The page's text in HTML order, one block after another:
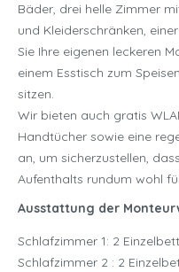
Bäder, drei helle Zimmer
und Kleiderschränken,
Sie Ihre eigenen leckeren
einem Esstisch zum
sitzen.
Wir bieten auch gratis
Handtücher sowie eine
an, um sicherzustellen,
Aufenthalts rundum wohl
Ausstattung der
Schlafzimmer 1: 2
Schlafzimmer 2 : 2